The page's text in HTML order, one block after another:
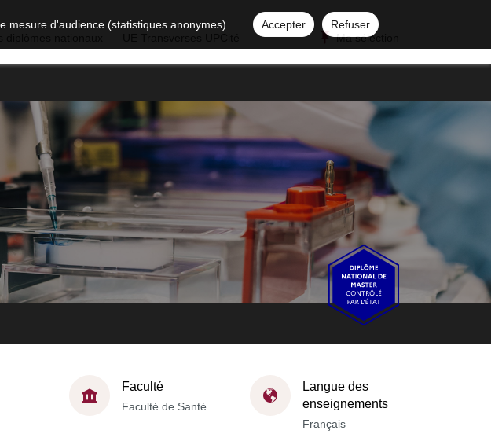
mesure d'audience (statistiques anonymes). Accepter
Refuser
Ma sélection
Faculté
Faculté de Santé
Langue des
enseignements
Français